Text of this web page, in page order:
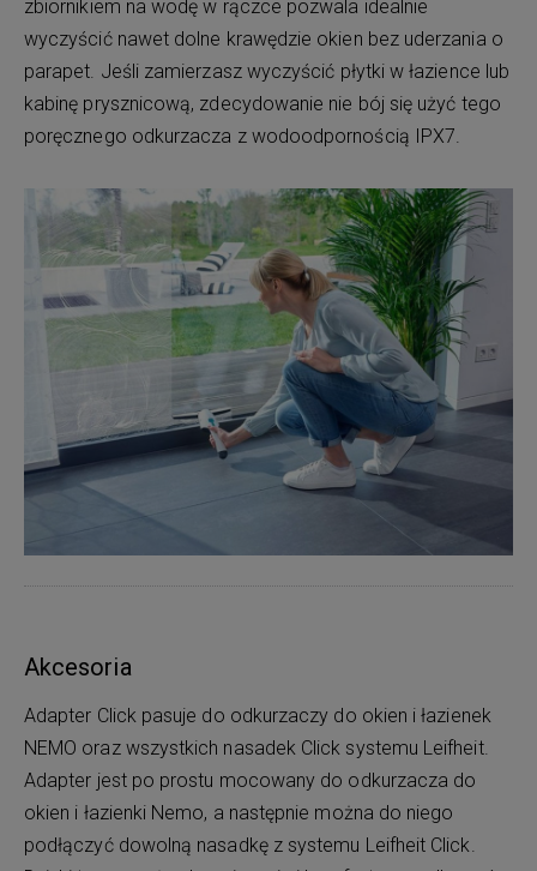
zbiornikiem na wodę w rączce pozwala idealnie
wyczyścić nawet dolne krawędzie okien bez uderzania o
parapet. Jeśli zamierzasz wyczyścić płytki w łazience lub
kabinę prysznicową, zdecydowanie nie bój się użyć tego
poręcznego odkurzacza z wodoodpornością IPX7.
Akcesoria
Adapter Click pasuje do odkurzaczy do okien i łazienek
NEMO oraz wszystkich nasadek Click systemu Leifheit.
Adapter jest po prostu mocowany do odkurzacza do
okien i łazienki Nemo, a następnie można do niego
podłączyć dowolną nasadkę z systemu Leifheit Click.